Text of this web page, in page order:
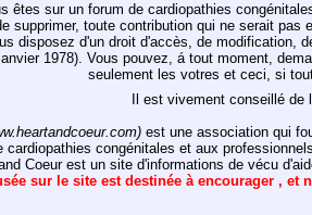
êtes sur un forum de cardiopathies
supprimer, toute contribution qui ne serait
disposez d'un droit d'accès, de modification,
1978). Vous pouvez, á tout moment,
seulement les votres et ceci, si
Il est vivement conseillé de
est une association qui
congénitales et aux
Coeur est un site d'informations de vécu
sur le site est destinée à encourager , et